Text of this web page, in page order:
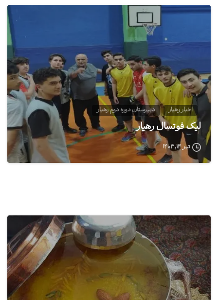
اخبار رهیار دبیرستان دوره دوم رهیار
لیگ فوتسال رهیار
تیر ۱۴, ۱۴۰۳
1